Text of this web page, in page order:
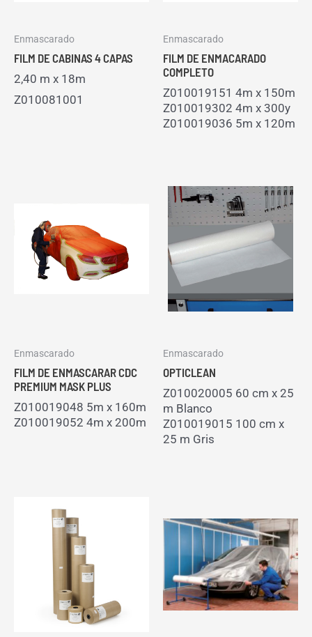
Enmascarado
FILM DE CABINAS 4 CAPAS
2,40 m x 18m
Z010081001
Enmascarado
FILM DE ENMACARADO
COMPLETO
Z010019151 4m x 150m
Z010019302 4m x 300y
Z010019036 5m x 120m
Enmascarado
FILM DE ENMASCARAR CDC
PREMIUM MASK PLUS
Z010019048 5m x 160m
Z010019052 4m x 200m
Enmascarado
OPTICLEAN
Z010020005 60 cm x 25
m Blanco
Z010019015 100 cm x
25 m Gris